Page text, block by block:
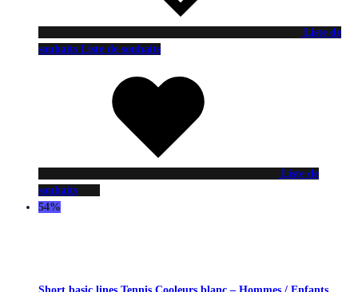
Liste de
souhaits Liste de souhaits
Liste de
souhaits
54%